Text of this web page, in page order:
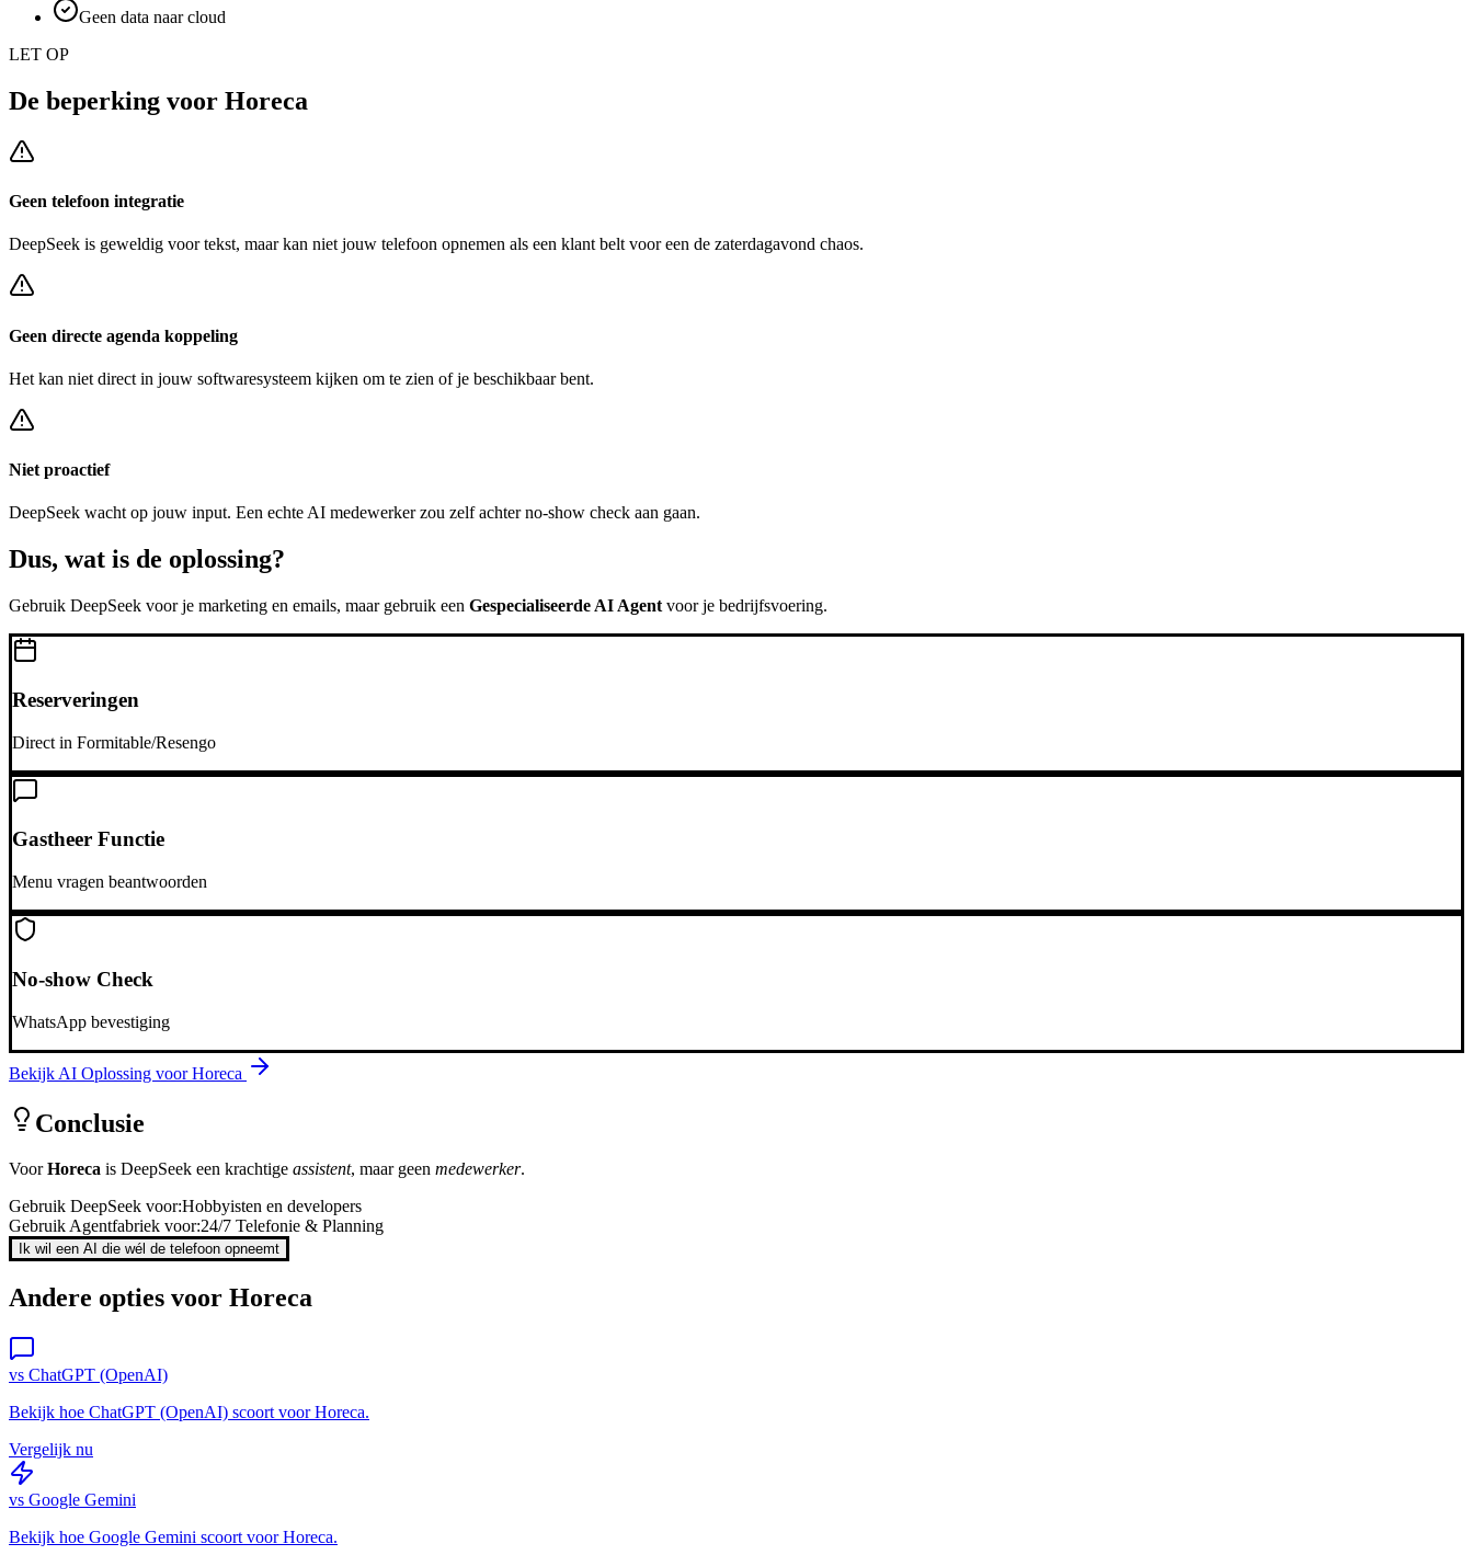
Geen data naar cloud
LET OP
De beperking voor Horeca
Geen telefoon integratie
DeepSeek is geweldig voor tekst, maar kan niet jouw telefoon opnemen als een klant belt voor een de zaterdagavond chaos.
Geen directe agenda koppeling
Het kan niet direct in jouw softwaresysteem kijken om te zien of je beschikbaar bent.
Niet proactief
DeepSeek wacht op jouw input. Een echte AI medewerker zou zelf achterno-show check aan gaan.
Dus, wat is de oplossing?
Gebruik DeepSeek voor je marketing en emails, maar gebruik een Gespecialiseerde AI Agent voor je bedrijfsvoering.
Reserveringen
Direct in Formitable/Resengo
Gastheer Functie
Menu vragen beantwoorden
No-show Check
WhatsApp bevestiging
Bekijk AI Oplossing voorHoreca
Conclusie
VoorHoreca is DeepSeek een krachtige assistent, maar geen medewerker.
Gebruik DeepSeek voor:Hobbyisten en developers
Gebruik Agentfabriek voor:24/7 Telefonie & Planning
Ik wil een AI die wél de telefoon opneemt
Andere opties voor Horeca
vs ChatGPT (OpenAI)
Bekijk hoe ChatGPT (OpenAI) scoort voorHoreca.
Vergelijk nu
vs Google Gemini
Bekijk hoe Google Gemini scoort voorHoreca.